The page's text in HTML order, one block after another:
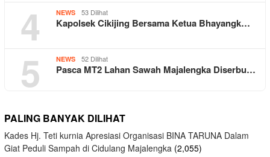
4 NEWS 53 Dilihat
Kapolsek Cikijing Bersama Ketua Bhayangk…
5 NEWS 52 Dilihat
Pasca MT2 Lahan Sawah Majalengka Diserbu…
PALING BANYAK DILIHAT
Kades Hj. Teti kurnia Apresiasi Organisasi BINA TARUNA Dalam
Giat Peduli Sampah di Cidulang Majalengka (2,055)